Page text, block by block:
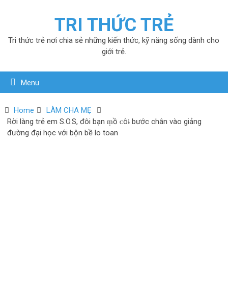
TRI THỨC TRẺ
Tri thức trẻ nơi chia sẻ những kiến thức, kỹ năng sống dành cho
giới trẻ.
Menu
Home
LÀM CHA MẸ
Rời làng trẻ em S.O.S, đôi bạn ṃồ ᴄôɨ bước chân vào giảng
đường đại học với bộn bề lo toan